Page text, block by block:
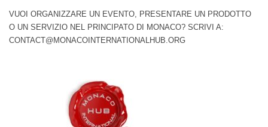
VUOI ORGANIZZARE UN EVENTO, PRESENTARE UN PRODOTTO
O UN SERVIZIO NEL PRINCIPATO DI MONACO? SCRIVI A:
CONTACT@MONACOINTERNATIONALHUB.ORG